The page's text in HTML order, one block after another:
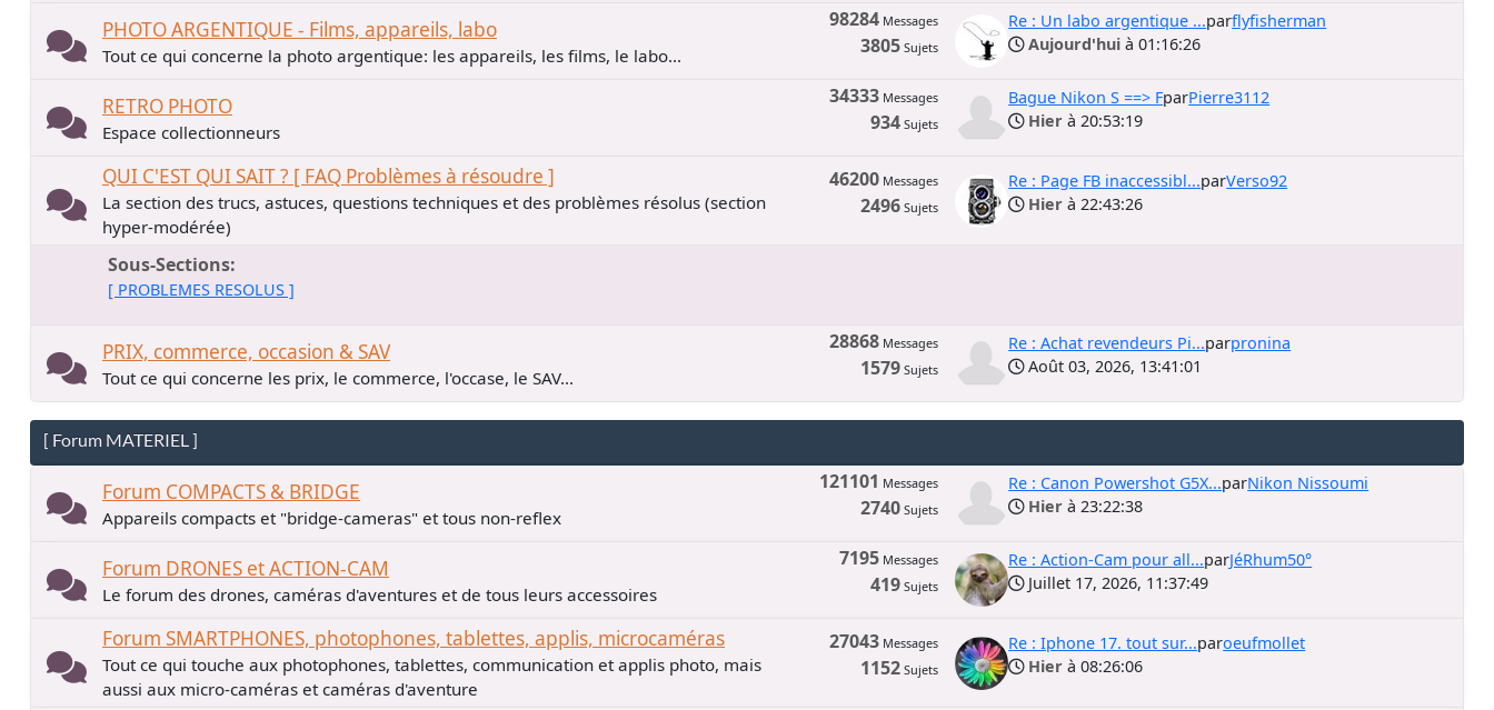
PHOTO ARGENTIQUE - Films, appareils, labo
Tout ce qui concerne la photo argentique: les appareils, les films, le labo...
98284 Messages
3805 Sujets
Re : Un labo argentique ...parflyfisherman
Aujourd'hui à 01:16:26
RETRO PHOTO
Espace collectionneurs
34333 Messages
934 Sujets
Bague Nikon S ==> FparPierre3112
Hier à 20:53:19
QUI C'EST QUI SAIT ? [ FAQ Problèmes à résoudre ]
La section des trucs, astuces, questions techniques et des problèmes résolus (section
hyper-modérée)
46200 Messages
2496 Sujets
Re : Page FB inaccessibl...parVerso92
Hier à 22:43:26
Sous-Sections
[ PROBLEMES RESOLUS ]
PRIX, commerce, occasion & SAV
Tout ce qui concerne les prix, le commerce, l'occase, le SAV...
28868 Messages
1579 Sujets
Re : Achat revendeurs Pi...parpronina
Août 03, 2026, 13:41:01
[ Forum MATERIEL ]
Forum COMPACTS & BRIDGE
Appareils compacts et "bridge-cameras" et tous non-reflex
121101 Messages
2740 Sujets
Re : Canon Powershot G5X...parNikon Nissoumi
Hier à 23:22:38
Forum DRONES et ACTION-CAM
Le forum des drones, caméras d'aventures et de tous leurs accessoires
7195 Messages
419 Sujets
Re : Action-Cam pour all...parJéRhum50°
Juillet 17, 2026, 11:37:49
Forum SMARTPHONES, photophones, tablettes, applis, microcaméras
Tout ce qui touche aux photophones, tablettes, communication et applis photo, mais
aussi aux micro-caméras et caméras d'aventure
27043 Messages
1152 Sujets
Re : Iphone 17. tout sur...paroeufmollet
Hier à 08:26:06